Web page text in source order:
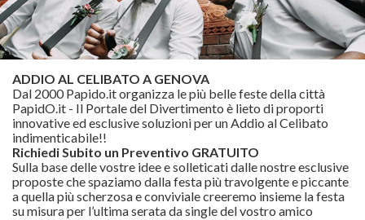
ADDIO AL CELIBATO A GENOVA
Dal 2000 Papido.it organizza le più belle feste della città
PapidO.it - Il Portale del Divertimento è lieto di proporti
innovative ed esclusive soluzioni per un Addio al Celibato
indimenticabile!!
Richiedi Subito un Preventivo GRATUITO
Sulla base delle vostre idee e solleticati dalle nostre esclusive
proposte che spaziamo dalla festa più travolgente e piccante
a quella più scherzosa e conviviale creeremo insieme la festa
su misura per l’ultima serata da single del vostro amico